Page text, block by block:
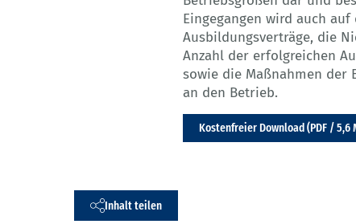
Eingegangen wird auch
Ausbildungsverträge, die
Anzahl der erfolgreichen
sowie die Maßnahmen der
an den Betrieb.
Kostenfreier Download (PDF / 5,6
Inhalt teilen